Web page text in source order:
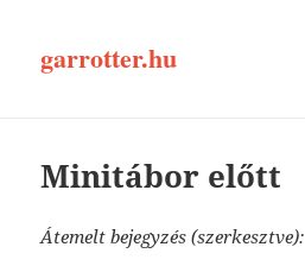
garrotter.hu
Minitábor előtt
Átemelt bejegyzés (szerkesztve):